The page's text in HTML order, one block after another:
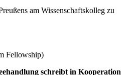
am Wissenschaftskolleg zu
Fellowship)
schreibt in Kooperation